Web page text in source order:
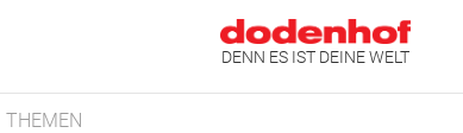
DENN ES IST DEINE WELT
THEMEN